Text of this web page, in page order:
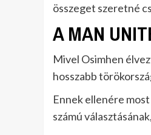
összeget szeretné
A MAN
Mivel Osimhen
hosszabb
Ennek ellenére
számú